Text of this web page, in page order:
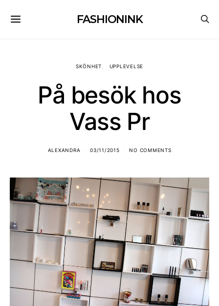
FASHIONINK
SKÖNHET UPPLEVELSE
På besök hos
Vass Pr
ALEXANDRA 03/11/2015 NO COMMENTS